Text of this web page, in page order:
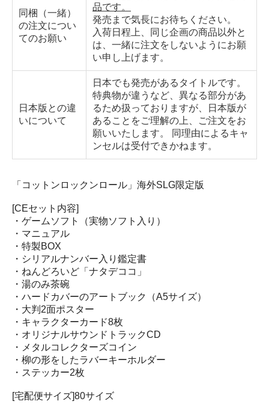
同梱（一緒）
の注文につい
てのお願い
品です。
発売まで気長にお待ちください。
入荷日程上、同じ企画の商品以外と
は、一緒に注文をしないようにお願
い申し上げます。
日本版との違
いについて
日本でも発売があるタイトルです。
特典物が違うなど、異なる部分があ
るため扱っておりますが、日本版が
あることをご理解の上、ご注文をお
願いいたします。 同理由によるキャ
ンセルは受付できかねます。
「コットンロックンロール」海外SLG限定版
[CEセット内容]
・ゲームソフト（実物ソフト入り）
・マニュアル
・特製BOX
・シリアルナンバー入り鑑定書
・ねんどろいど「ナタデココ」
・湯のみ茶碗
・ハードカバーのアートブック（A5サイズ）
・大判2面ポスター
・キャラクターカード8枚
・オリジナルサウンドトラックCD
・メタルコレクターズコイン
・柳の形をしたラバーキーホルダー
・ステッカー2枚
[宅配便サイズ]80サイズ